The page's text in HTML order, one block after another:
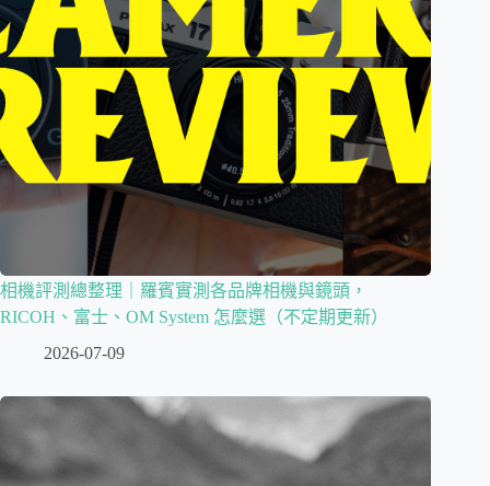
相機評測總整理｜羅賓實測各品牌相機與鏡頭，
RICOH、富士、OM System 怎麼選（不定期更新）
2026-07-09